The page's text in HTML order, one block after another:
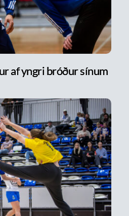
af yngri bróður sínum